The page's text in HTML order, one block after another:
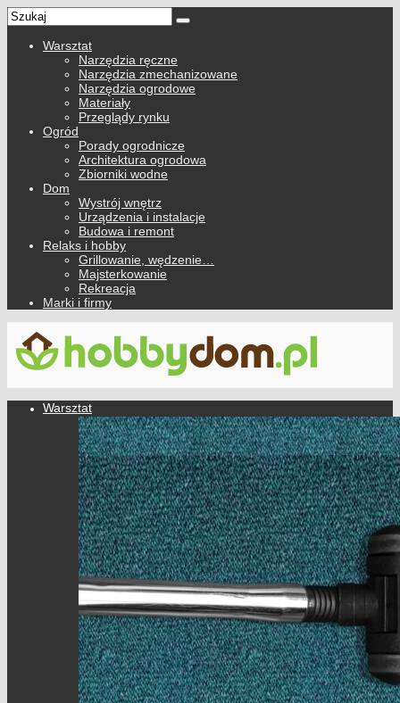
Warsztat
Narzędzia ręczne
Narzędzia zmechanizowane
Narzędzia ogrodowe
Materiały
Przeglądy rynku
Ogród
Porady ogrodnicze
Architektura ogrodowa
Zbiorniki wodne
Dom
Wystrój wnętrz
Urządzenia i instalacje
Budowa i remont
Relaks i hobby
Grillowanie, wędzenie…
Majsterkowanie
Rekreacja
Marki i firmy
Warsztat